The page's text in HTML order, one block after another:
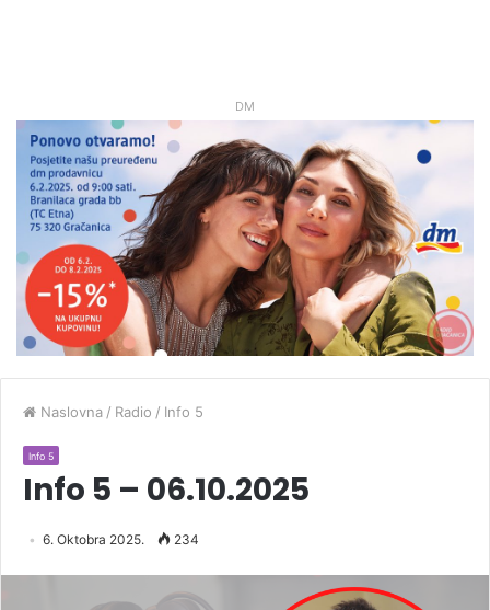
DM
Naslovna / Radio / Info 5
Info 5
Info 5 – 06.10.2025
6. Oktobra 2025. 234